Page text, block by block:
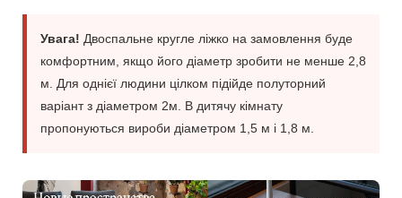
Увага! Двоспальне кругле ліжко на замовлення буде
комфортним, якщо його діаметр зробити не менше 2,8
м. Для однієї людини цілком підійде полуторний
варіант з діаметром 2м. В дитячу кімнату
пропонуються вироби діаметром 1,5 м і 1,8 м.